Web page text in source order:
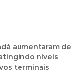
aumentaram de
níveis
terminais